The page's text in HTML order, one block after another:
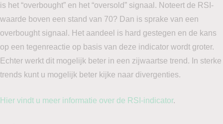
is het “overbought” en het “oversold” signaal. Noteert de RSI-
waarde boven een stand van 70? Dan is sprake van een
overbought signaal. Het aandeel is hard gestegen en de kans
op een tegenreactie op basis van deze indicator wordt groter.
Echter werkt dit mogelijk beter in een zijwaartse trend. In sterke
trends kunt u mogelijk beter kijke naar divergenties.
Hier vindt u meer informatie over de RSI-indicator.